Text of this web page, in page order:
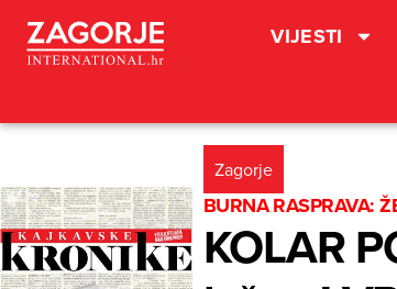
VIJESTI
Zagorje
BURNA RASPRAVA:
KOLAR